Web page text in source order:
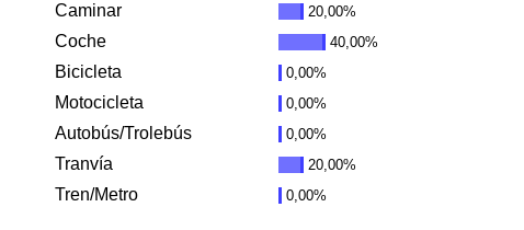
Caminar 20,00%
Coche 40,00%
Bicicleta 0,00%
Motocicleta 0,00%
Autobús/Trolebús 0,00%
Tranvía 20,00%
Tren/Metro 0,00%